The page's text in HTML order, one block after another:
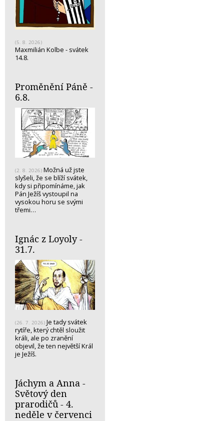
(5. 8. 2026)
Maxmilián Kolbe - svátek
14.8.
Proměnění Páně -
6.8.
(2. 8. 2026) Možná už jste
slyšeli, že se blíží svátek,
kdy si připomínáme, jak
Pán Ježíš vystoupil na
vysokou horu se svými
třemi…
Ignác z Loyoly -
31.7.
(26. 7. 2026) Je tady svátek
rytíře, který chtěl sloužit
králi, ale po zranění
objevil, že ten největší Král
je Ježíš.
Jáchym a Anna -
Světový den
prarodičů - 4.
neděle v červenci